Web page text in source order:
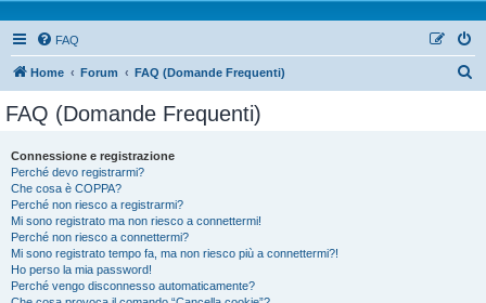
FAQ
Home Forum FAQ (Domande Frequenti)
FAQ (Domande Frequenti)
Connessione e registrazione
Perché devo registrarmi?
Che cosa è COPPA?
Perché non riesco a registrarmi?
Mi sono registrato ma non riesco a connettermi!
Perché non riesco a connettermi?
Mi sono registrato tempo fa, ma non riesco più a connettermi?!
Ho perso la mia password!
Perché vengo disconnesso automaticamente?